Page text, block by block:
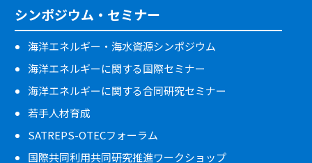
シンポジウム・セミナー
海洋エネルギー・海水資源シンポジウム
海洋エネルギーに関する国際セミナー
海洋エネルギーに関する合同研究セミナー
若手人材育成
SATREPS-OTECフォーラム
国際共同利用共同研究推進ワークショップ